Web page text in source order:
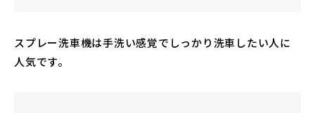
スプレー洗車機は手洗い感覚でしっかり洗車したい人に
人気です。